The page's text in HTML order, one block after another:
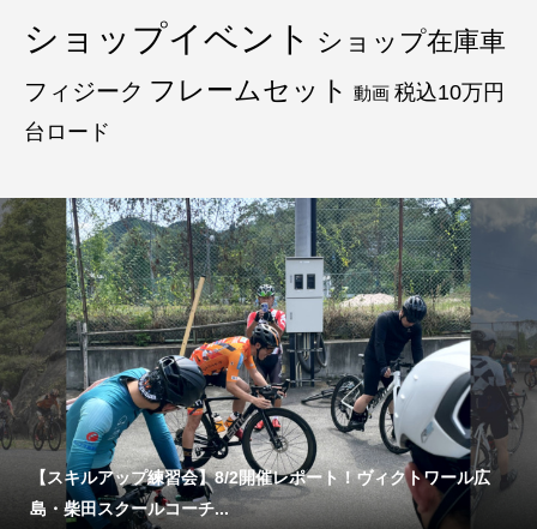
ショップイベント ショップ在庫車
フィジーク フレームセット 動画 税込10万円
台ロード
【スキルアップ練習会】8/2開催レポート！ヴィクトワール広
島・柴田スクールコーチ...